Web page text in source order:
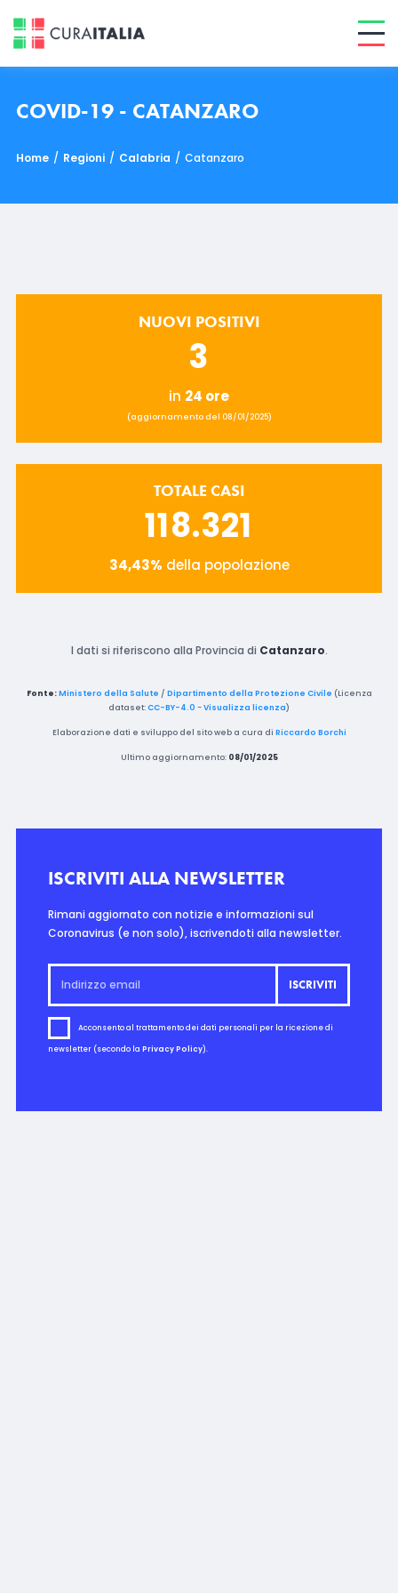
COVID-19 - CATANZARO
Home / Regioni / Calabria / Catanzaro
NUOVI POSITIVI
3
in 24 ore
(aggiornamento del 08/01/2025)
TOTALE CASI
118.321
34,43% della popolazione
I dati si riferiscono alla Provincia di Catanzaro.
Fonte: Ministero della Salute / Dipartimento della Protezione Civile (Licenza
dataset:CC-BY-4.0 -Visualizza licenza)
Elaborazione dati e sviluppo del sito web a cura di Riccardo Borchi
Ultimo aggiornamento: 08/01/2025
ISCRIVITI ALLA NEWSLETTER
Rimani aggiornato con notizie e informazioni sul
Coronavirus (e non solo), iscrivendoti alla newsletter.
Acconsento al trattamento dei dati personali per la ricezione di
newsletter (secondo la Privacy Policy).